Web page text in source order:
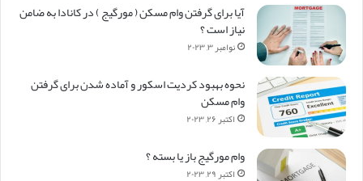
آیا برای گرفتن وام مسکن (‌ مورگیج ) در کانادا به ضامن
نیاز است ؟
نوامبر ۳, ۲۰۲۳
نحوه بهبود کردیت اسکور و آماده شدن برای گرفتن
وام مسکن
اکتبر ۲۶, ۲۰۲۳
وام مورگیج باز یا بسته ؟
اکتبر ۲۹, ۲۰۲۳